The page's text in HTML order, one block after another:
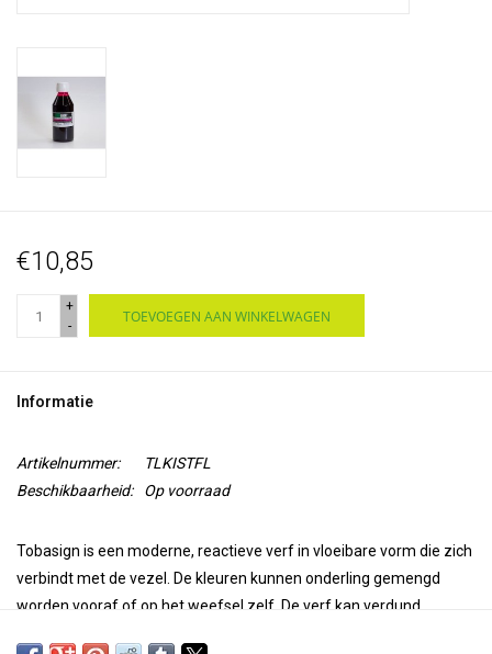
€10,85
+
-
TOEVOEGEN AAN WINKELWAGEN
Informatie
Artikelnummer:
TLKISTFL
Beschikbaarheid:
Op voorraad
Tobasign is een moderne, reactieve verf in vloeibare vorm die zich
verbindt met de vezel. De kleuren kunnen onderling gemengd
worden vooraf of op het weefsel zelf. De verf kan verdund